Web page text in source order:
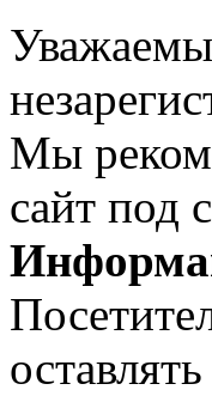
Мы
сайт под